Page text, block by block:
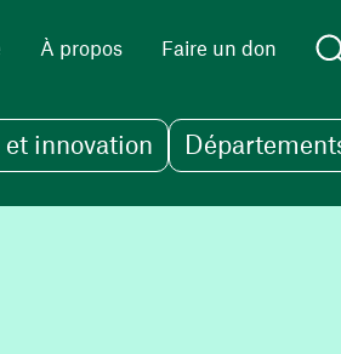
À propos Faire un don
et innovation